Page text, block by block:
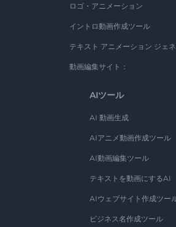
ロゴ・アニメーション
イントロ動画作成ツール
テキスト アニメーション ジェ
動画編集サイト：
AIツール
AI 動画生成
AIアニメ動画作成ツール
AI動画編集ツール
テキストを動画にするAI
AIウェブサイト作成ツール
ビジネス名作成ツール